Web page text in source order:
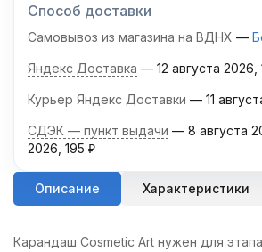
Способ доставки
Самовывоз из магазина на ВДНХ
Яндекс Доставка 12 августа 2026
Курьер Яндекс Доставки 11
СДЭК — пункт выдачи 8 августа
2026 195 ₽
Описание Характеристики
Карандаш Cosmetic Art нужен для